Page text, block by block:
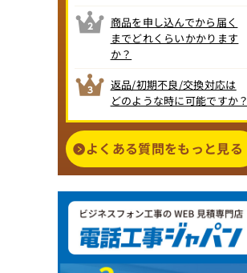
商品を申し込んでから届く
までどれくらいかかります
か？
返品/初期不良/交換対応は
どのような時に可能ですか？
よくある質問をもっと見る